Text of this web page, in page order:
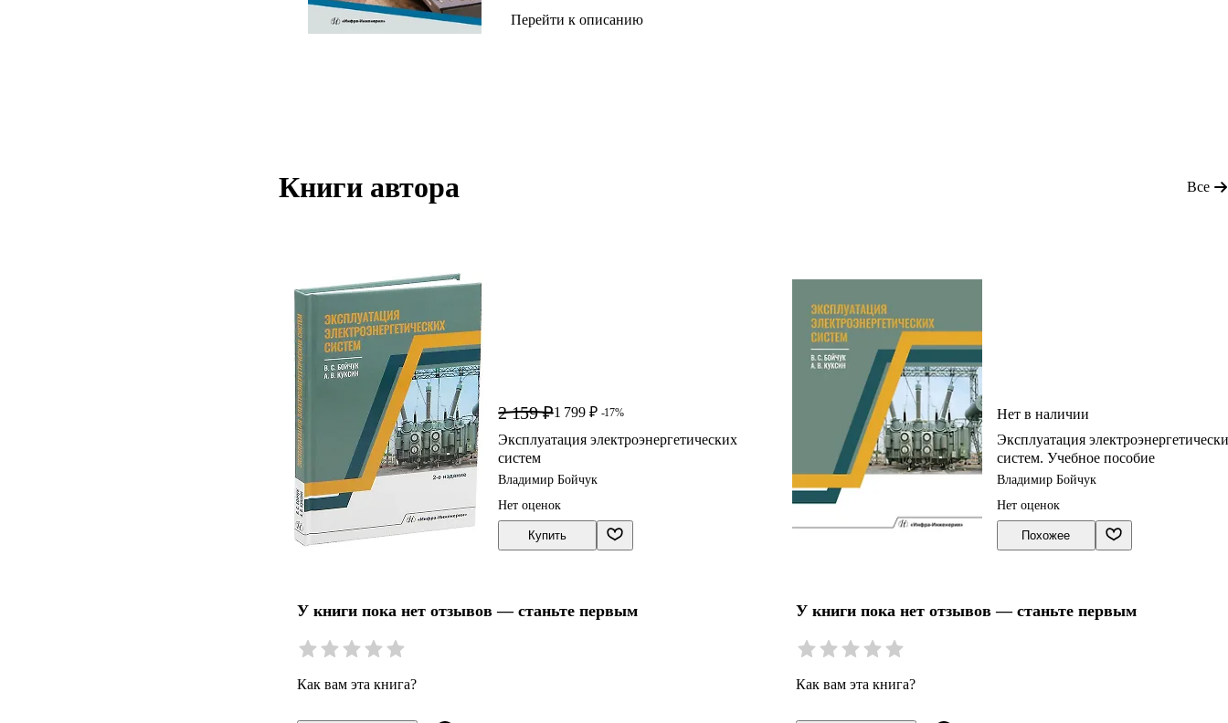
Перейти к описанию
Книги автора Все
2 159 ₽1 799 ₽ -17%
Эксплуатация электроэнергетических
систем
Владимир Бойчук
Нет оценок
Купить
У книги пока нет отзывов — станьте первым
Как вам эта книга?
Нет в наличии
Эксплуатация
систем. Учебное пособие
Владимир Бойчук
Нет оценок
Похожее
У книги пока нет отзывов — станьте первым
Как вам эта книга?